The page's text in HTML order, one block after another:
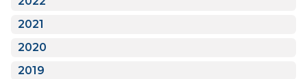
2021
2020
2019